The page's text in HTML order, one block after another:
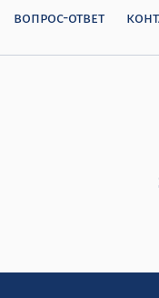
вопрос-ответ